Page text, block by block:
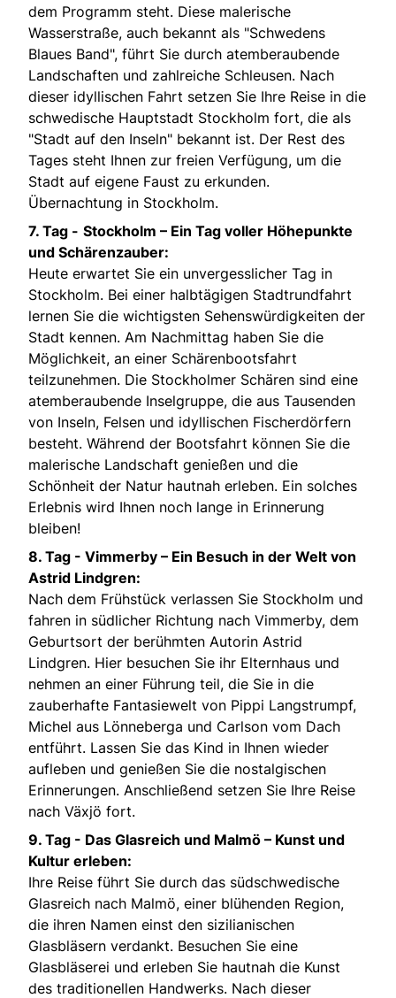
dem Programm steht. Diese malerische
Wasserstraße, auch bekannt als "Schwedens
Blaues Band", führt Sie durch atemberaubende
Landschaften und zahlreiche Schleusen. Nach
dieser idyllischen Fahrt setzen Sie Ihre Reise in die
schwedische Hauptstadt Stockholm fort, die als
"Stadt auf den Inseln" bekannt ist. Der Rest des
Tages steht Ihnen zur freien Verfügung, um die
Stadt auf eigene Faust zu erkunden.
Übernachtung in Stockholm.
7. Tag - Stockholm – Ein Tag voller Höhepunkte
und Schärenzauber:
Heute erwartet Sie ein unvergesslicher Tag in
Stockholm. Bei einer halbtägigen Stadtrundfahrt
lernen Sie die wichtigsten Sehenswürdigkeiten der
Stadt kennen. Am Nachmittag haben Sie die
Möglichkeit, an einer Schärenbootsfahrt
teilzunehmen. Die Stockholmer Schären sind eine
atemberaubende Inselgruppe, die aus Tausenden
von Inseln, Felsen und idyllischen Fischerdörfern
besteht. Während der Bootsfahrt können Sie die
malerische Landschaft genießen und die
Schönheit der Natur hautnah erleben. Ein solches
Erlebnis wird Ihnen noch lange in Erinnerung
bleiben!
8. Tag - Vimmerby – Ein Besuch in der Welt von
Astrid Lindgren:
Nach dem Frühstück verlassen Sie Stockholm und
fahren in südlicher Richtung nach Vimmerby, dem
Geburtsort der berühmten Autorin Astrid
Lindgren. Hier besuchen Sie ihr Elternhaus und
nehmen an einer Führung teil, die Sie in die
zauberhafte Fantasiewelt von Pippi Langstrumpf,
Michel aus Lönneberga und Carlson vom Dach
entführt. Lassen Sie das Kind in Ihnen wieder
aufleben und genießen Sie die nostalgischen
Erinnerungen. Anschließend setzen Sie Ihre Reise
nach Växjö fort.
9. Tag - Das Glasreich und Malmö – Kunst und
Kultur erleben:
Ihre Reise führt Sie durch das südschwedische
Glasreich nach Malmö, einer blühenden Region,
die ihren Namen einst den sizilianischen
Glasbläsern verdankt. Besuchen Sie eine
Glasbläserei und erleben Sie hautnah die Kunst
des traditionellen Handwerks. Nach dieser